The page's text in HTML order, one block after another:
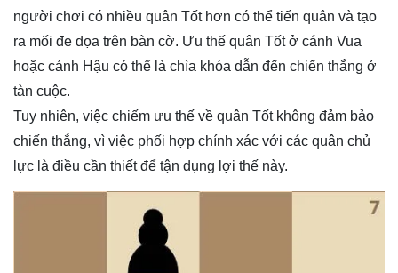
người chơi có nhiều quân Tốt hơn có thể tiến quân và tạo
ra mối đe dọa trên bàn cờ. Ưu thế quân Tốt ở cánh Vua
hoặc cánh Hậu có thể là chìa khóa dẫn đến chiến thắng ở
tàn cuộc.
Tuy nhiên, việc chiếm ưu thế về quân Tốt không đảm bảo
chiến thắng, vì việc phối hợp chính xác với các quân chủ
lực là điều cần thiết để tận dụng lợi thế này.